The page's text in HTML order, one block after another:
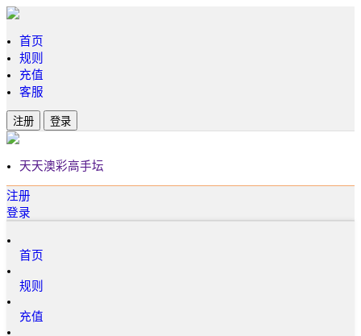
首页
规则
充值
客服
注册 登录
天天澳彩高手坛
注册
登录
首页
规则
充值